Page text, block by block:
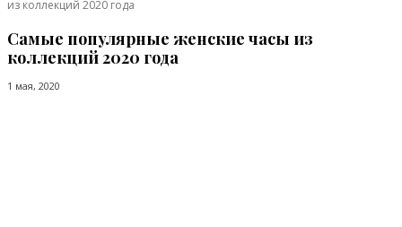
из коллекций 2020 года
Самые популярные женские часы из
коллекций 2020 года
1 мая, 2020